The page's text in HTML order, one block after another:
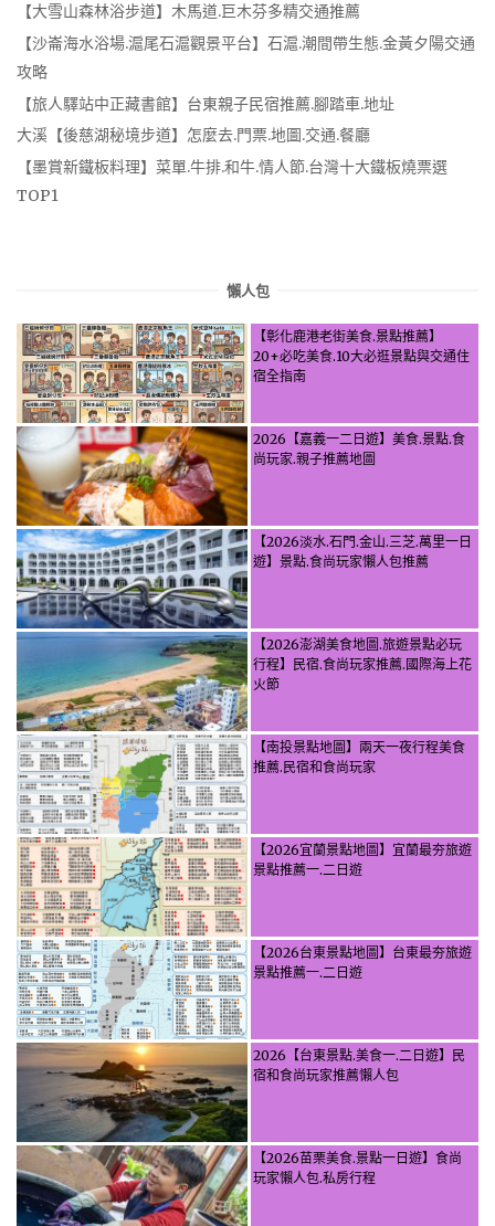
【大雪山森林浴步道】木馬道.巨木芬多精交通推薦
【沙崙海水浴場.滬尾石滬觀景平台】石滬.潮間帶生態.金黃夕陽交通
攻略
【旅人驛站中正藏書館】台東親子民宿推薦.腳踏車.地址
大溪【後慈湖秘境步道】怎麼去.門票.地圖.交通.餐廳
【墨賞新鐵板料理】菜單.牛排.和牛.情人節.台灣十大鐵板燒票選
TOP1
懶人包
【彰化鹿港老街美食.景點推薦】
20+必吃美食.10大必逛景點與交通住
宿全指南
2026【嘉義一二日遊】美食.景點.食
尚玩家.親子推薦地圖
【2026淡水.石門.金山.三芝.萬里一日
遊】景點.食尚玩家懶人包推薦
【2026澎湖美食地圖.旅遊景點必玩
行程】民宿.食尚玩家推薦.國際海上花
火節
【南投景點地圖】兩天一夜行程美食
推薦.民宿和食尚玩家
【2026宜蘭景點地圖】宜蘭最夯旅遊
景點推薦一.二日遊
【2026台東景點地圖】台東最夯旅遊
景點推薦一.二日遊
2026【台東景點.美食一.二日遊】民
宿和食尚玩家推薦懶人包
【2026苗栗美食.景點一日遊】食尚
玩家懶人包.私房行程